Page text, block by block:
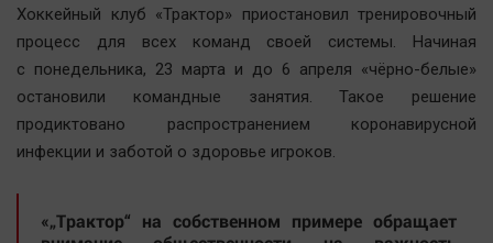
Наша победа
Общество
Политика
Экономика
Происшествия
Курилка
Хоккейный клуб «Трактор» приостановил тренировочный
процесс для всех команд своей системы. Начиная
с понедельника, 23 марта и до 6 апреля «чёрно-белые»
остановили командные занятия. Такое решение
продиктовано распространением коронавирусной
инфекции и заботой о здоровье игроков.
«„Трактор“ на собственном примере обращает